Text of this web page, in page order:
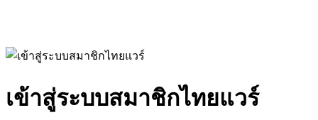
เข้าสู่ระบบสมาชิกไทยแวร์